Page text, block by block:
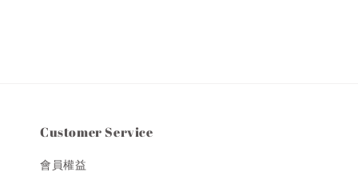
Customer Service
會員權益